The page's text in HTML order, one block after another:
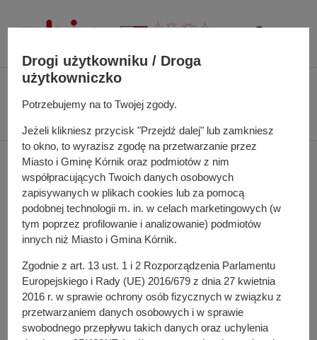
Biuletyn Informacji Publicznej UMiG Kórnik
o stanie zobowiązań według tytułów dłużnych oraz poręczeń i gwarancji za
Rb-Z kwartalne
sprawozdanie o stanie
zobowiązań według
tytułów dłużnych oraz
poręczeń i gwarancji za
IV kw. 2017 r.
Drogi użytkowniku / Droga
użytkowniczko
Potrzebujemy na to Twojej zgody.
Jeżeli klikniesz przycisk "Przejdź dalej" lub zamkniesz
to okno, to wyrazisz zgodę na przetwarzanie przez
Miasto i Gminę Kórnik oraz podmiotów z nim
współpracujących Twoich danych osobowych
zapisywanych w plikach cookies lub za pomocą
podobnej technologii m. in. w celach marketingowych (w
tym poprzez profilowanie i analizowanie) podmiotów
innych niż Miasto i Gmina Kórnik.
Zgodnie z art. 13 ust. 1 i 2 Rozporządzenia Parlamentu
Europejskiego i Rady (UE) 2016/679 z dnia 27 kwietnia
2016 r. w sprawie ochrony osób fizycznych w związku z
przetwarzaniem danych osobowych i w sprawie
swobodnego przepływu takich danych oraz uchylenia